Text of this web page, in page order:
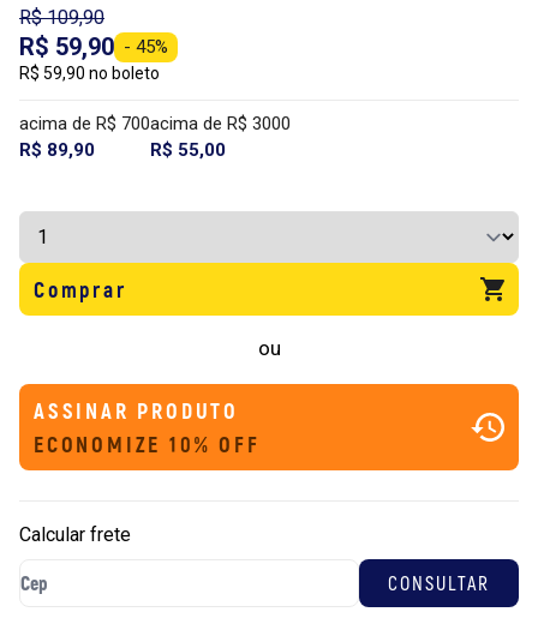
R$ 109,90
R$ 59,90 - 45%
R$ 59,90 no boleto
acima de R$ 700
R$ 89,90
acima de R$ 3000
R$ 55,00
Comprar
ou
ASSINAR PRODUTO
ECONOMIZE 10% OFF
Calcular frete